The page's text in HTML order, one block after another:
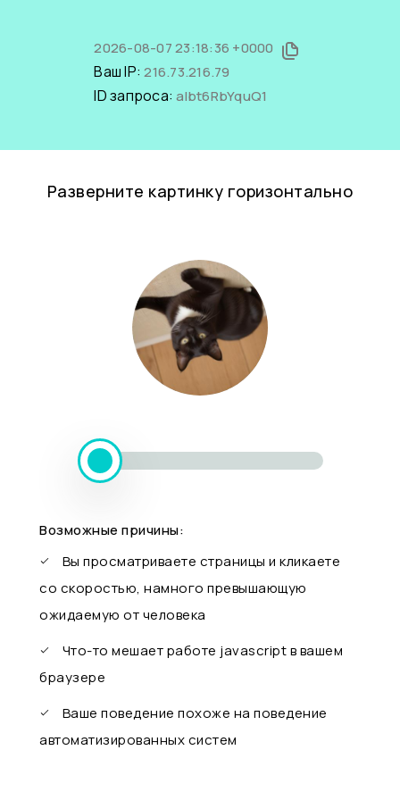
2026-08-07 23:18:36 +0000
Ваш IP:216.73.216.79
ID запроса:aIbt6RbYquQ1
Разверните картинку горизонтально
Возможные причины:
Вы просматриваете страницы и кликаете
со скоростью, намного превышающую
ожидаемую от человека
Что-то мешает работе javascript в вашем
браузере
Ваше поведение похоже на поведение
автоматизированных систем